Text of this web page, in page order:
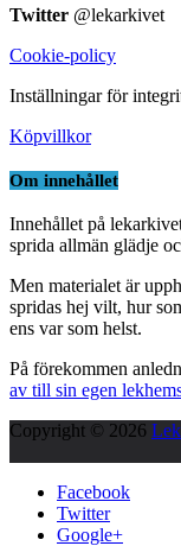
Twitter @lekarkivet
Cookie-policy
Inställningar för
Köpvillkor
Om innehållet
Innehållet på
sprida allmän glädje
Men materialet är
spridas hej vilt, hur
ens var som helst.
På förekommen
av till sin egen
Copyright © 2026
Facebook
Twitter
Google+